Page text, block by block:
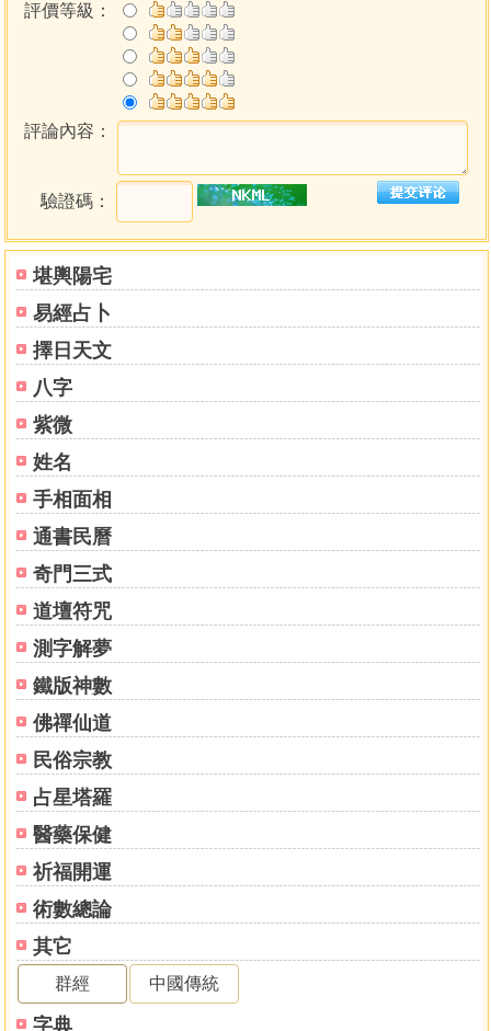
堪輿陽宅
易經占卜
擇日天文
八字
紫微
姓名
手相面相
通書民曆
奇門三式
道壇符咒
測字解夢
鐵版神數
佛禪仙道
民俗宗教
占星塔羅
醫藥保健
祈福開運
術數總論
其它
群經 中國傳統
字典
評價等級：
評論內容：
驗證碼：